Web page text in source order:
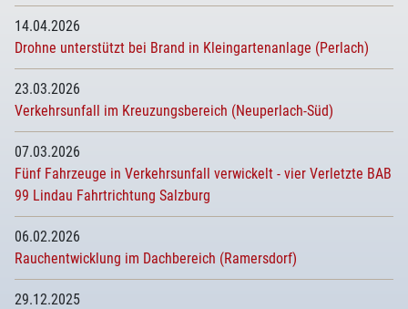
14.04.2026
Drohne unterstützt bei Brand in Kleingartenanlage (Perlach)
23.03.2026
Verkehrsunfall im Kreuzungsbereich (Neuperlach-Süd)
07.03.2026
Fünf Fahrzeuge in Verkehrsunfall verwickelt - vier Verletzte BAB
99 Lindau Fahrtrichtung Salzburg
06.02.2026
Rauchentwicklung im Dachbereich (Ramersdorf)
29.12.2025